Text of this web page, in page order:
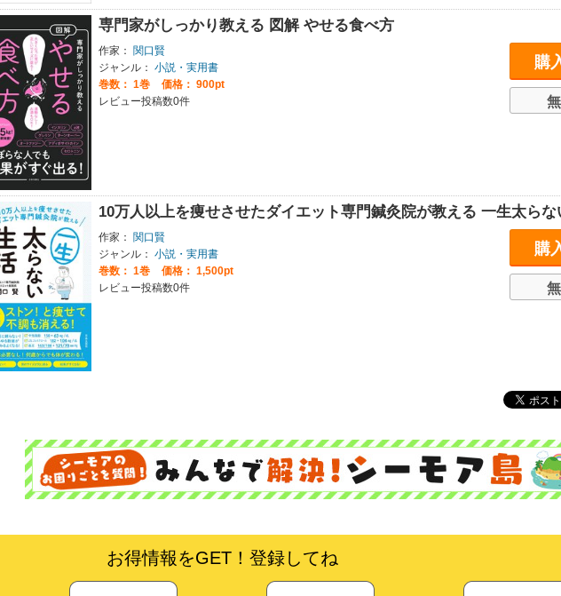
専門家がしっかり教える 図解 やせる食べ方
作家：
関口賢
ジャンル： 小説・実用書
巻数： 1巻
価格： 900pt
レビュー投稿数0件
購
10万人以上を痩せさせたダイエット専門鍼灸院が教える 一生太らな
作家：
関口賢
ジャンル： 小説・実用書
巻数： 1巻
価格： 1,500pt
レビュー投稿数0件
購
お得情報をGET！登録してね